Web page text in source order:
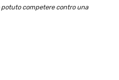
competere contro una